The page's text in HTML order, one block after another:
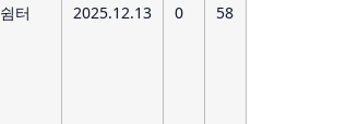
쉼터 2025.12.13 0 58